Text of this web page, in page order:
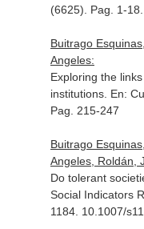
(6625). Pag. 1-
Buitrago
Angeles:
Exploring the
institutions. En:
Pag. 215-247
Buitrago
Angeles, Roldán,
Do tolerant
Social Indicators
1184. 10.1007/